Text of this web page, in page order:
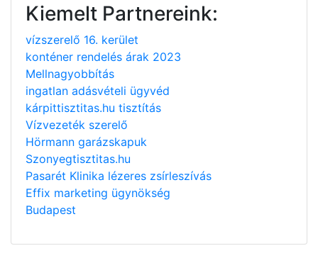
Kiemelt Partnereink:
vízszerelő 16. kerület
konténer rendelés árak 2023
Mellnagyobbítás
ingatlan adásvételi ügyvéd
kárpittisztitas.hu tisztítás
Vízvezeték szerelő
Hörmann garázskapuk
Szonyegtisztitas.hu
Pasarét Klinika lézeres zsírleszívás
Effix marketing ügynökség
Budapest